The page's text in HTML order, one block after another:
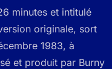
minutes et intitulé
originale, sort
1983, à
et produit par Burny